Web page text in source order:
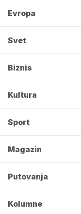
Evropa
Svet
Biznis
Kultura
Sport
Magazin
Putovanja
Kolumne